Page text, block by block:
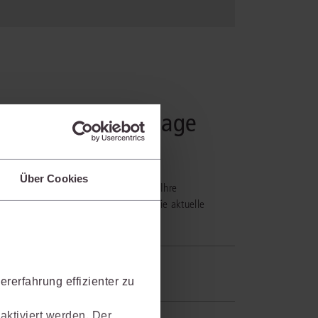
Über Cookies
effizienter zu
werden. Der
führender Verlage
berücksichtigt. Damit Sie alle für Ihre
Top-Titeln zusätzlich die aktuelle
die enthaltene Literatur auch das